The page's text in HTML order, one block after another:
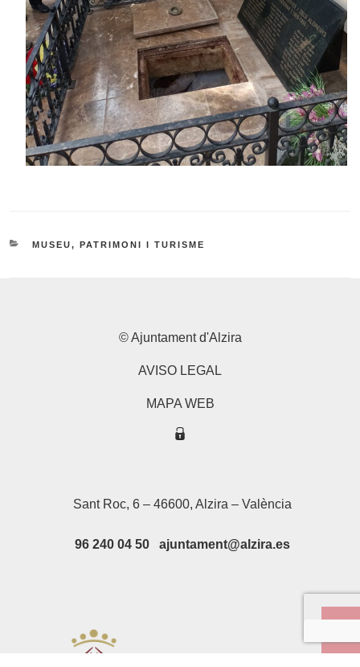
CATEGORIES
MUSEU, PATRIMONI I TURISME
© Ajuntament d'Alzira
AVISO LEGAL
MAPA WEB
Sant Roc, 6 – 46600, Alzira – València
96 240 04 50 ajuntament@alzira.es